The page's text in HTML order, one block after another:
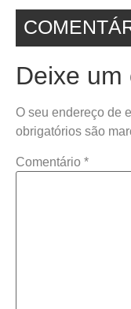
Deixe um
O seu endereço de
obrigatórios são
Comentário *